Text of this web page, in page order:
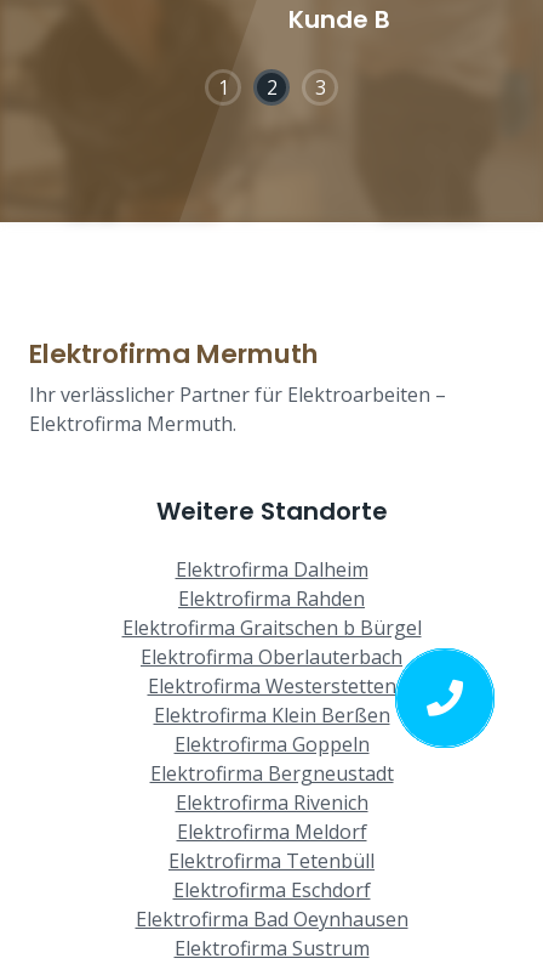
Kunde B
1 2 3
Elektrofirma Mermuth
Ihr verlässlicher Partner für Elektroarbeiten –
Elektrofirma Mermuth.
Weitere Standorte
Elektrofirma Dalheim
Elektrofirma Rahden
Elektrofirma Graitschen b Bürgel
Elektrofirma Oberlauterbach
Elektrofirma Westerstetten
Elektrofirma Klein Berßen
Elektrofirma Goppeln
Elektrofirma Bergneustadt
Elektrofirma Rivenich
Elektrofirma Meldorf
Elektrofirma Tetenbüll
Elektrofirma Eschdorf
Elektrofirma Bad Oeynhausen
Elektrofirma Sustrum